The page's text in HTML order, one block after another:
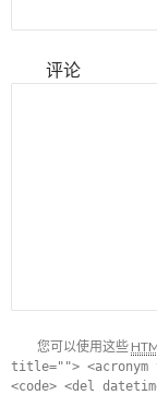
评论
您可以使用这些
title="">
<code> <del